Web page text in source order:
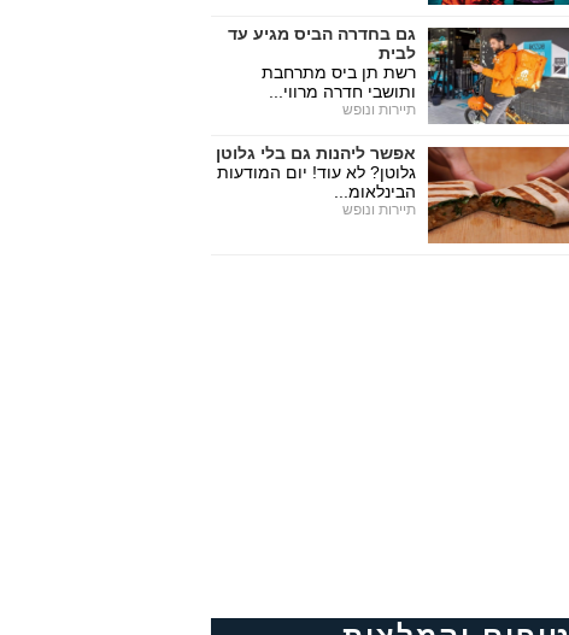
גם בחדרה הביס מגיע עד
לבית
רשת תן ביס מתרחבת
ותושבי חדרה מרווי...
תיירות ונופש
אפשר ליהנות גם בלי גלוטן
גלוטן? לא עוד! יום המודעות
הבינלאומ...
תיירות ונופש